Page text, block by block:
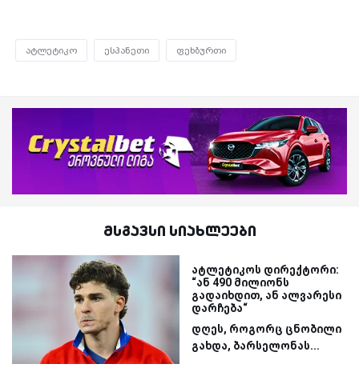
ატლეტიკო ესპანეთი ფეხბურთი
მსგავსი სიახლეები
ატლეტიკოს დირექტორი:
“ან 490 მილიონს
გადაიხდით, ან ალვარესი
დარჩება“
დღეს, როგორც ცნობილი
გახდა, ბარსელონას...